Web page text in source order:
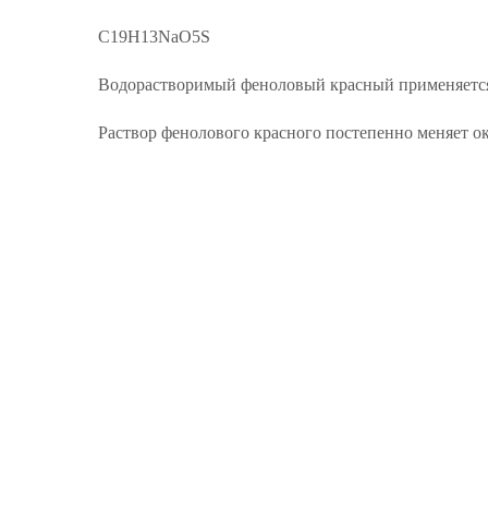
C19H13NaO5S
Водорастворимый феноловый красный
Раствор фенолового красного постепенно меняет